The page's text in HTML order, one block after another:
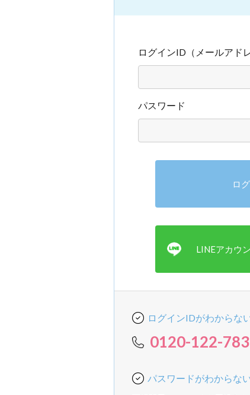
ログインID（メールアドレ
パスワード
ログインIDがわからな
0120-122-783
パスワードがわからな